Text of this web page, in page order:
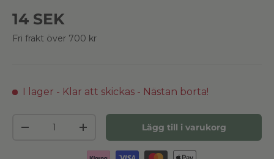
Ordinarie pris
14 SEK
Fri frakt över 700 kr
I lager - Klar att skickas - Nästan borta!
Minska antalÖka antal Lägg till i varukorg